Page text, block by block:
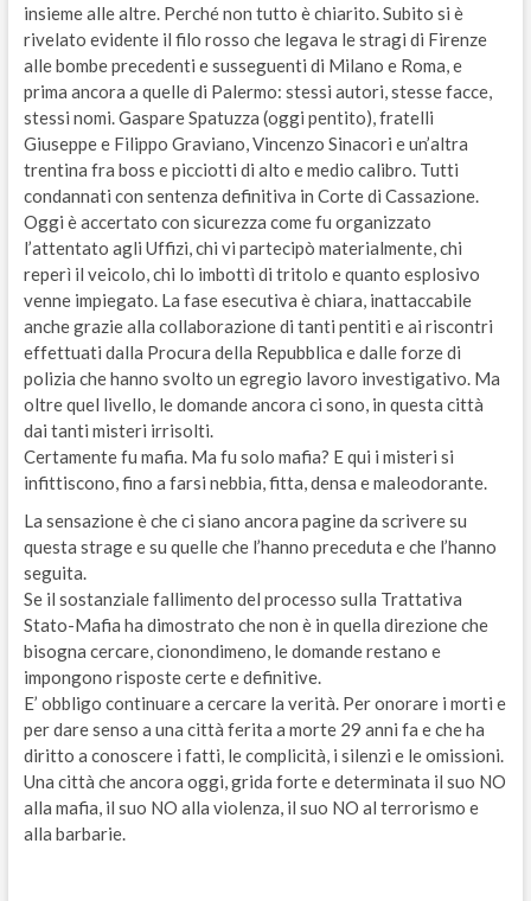
insieme alle altre. Perché non tutto è chiarito. Subito si è
rivelato evidente il filo rosso che legava le stragi di Firenze
alle bombe precedenti e susseguenti di Milano e Roma, e
prima ancora a quelle di Palermo: stessi autori, stesse facce,
stessi nomi. Gaspare Spatuzza (oggi pentito), fratelli
Giuseppe e Filippo Graviano, Vincenzo Sinacori e un’altra
trentina fra boss e picciotti di alto e medio calibro. Tutti
condannati con sentenza definitiva in Corte di Cassazione.
Oggi è accertato con sicurezza come fu organizzato
l’attentato agli Uffizi, chi vi partecipò materialmente, chi
reperì il veicolo, chi lo imbottì di tritolo e quanto esplosivo
venne impiegato. La fase esecutiva è chiara, inattaccabile
anche grazie alla collaborazione di tanti pentiti e ai riscontri
effettuati dalla Procura della Repubblica e dalle forze di
polizia che hanno svolto un egregio lavoro investigativo. Ma
oltre quel livello, le domande ancora ci sono, in questa città
dai tanti misteri irrisolti.
Certamente fu mafia. Ma fu solo mafia? E qui i misteri si
infittiscono, fino a farsi nebbia, fitta, densa e maleodorante.
La sensazione è che ci siano ancora pagine da scrivere su
questa strage e su quelle che l’hanno preceduta e che l’hanno
seguita.
Se il sostanziale fallimento del processo sulla Trattativa
Stato-Mafia ha dimostrato che non è in quella direzione che
bisogna cercare, cionondimeno, le domande restano e
impongono risposte certe e definitive.
E’ obbligo continuare a cercare la verità. Per onorare i morti e
per dare senso a una città ferita a morte 29 anni fa e che ha
diritto a conoscere i fatti, le complicità, i silenzi e le omissioni.
Una città che ancora oggi, grida forte e determinata il suo NO
alla mafia, il suo NO alla violenza, il suo NO al terrorismo e
alla barbarie.